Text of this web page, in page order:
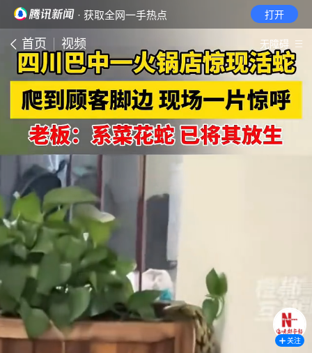
· 获取全网一手热点 打开
首页 视频 无障碍
关注